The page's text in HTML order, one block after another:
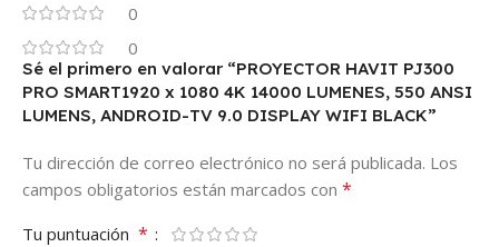
0
0
Sé el primero en valorar “PROYECTOR HAVIT PJ300
PRO SMART1920 x 1080 4K 14000 LUMENES, 550 ANSI
LUMENS, ANDROID-TV 9.0 DISPLAY WIFI BLACK”
Tu dirección de correo electrónico no será publicada. Los
campos obligatorios están marcados con *
Tu puntuación *